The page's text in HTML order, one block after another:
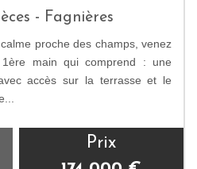
- Fagnières
proche des champs, venez
main qui comprend : une
accès sur la terrasse et le
Prix